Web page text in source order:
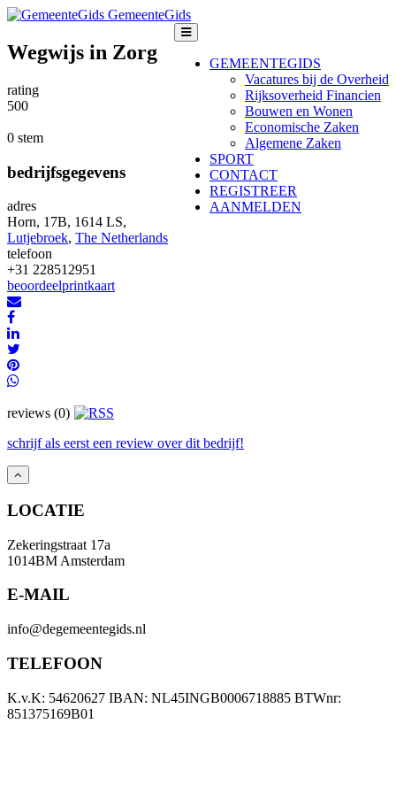
GemeenteGids
GEMEENTEGIDS
Vacatures bij de Overheid
Rijksoverheid Financien
Bouwen en Wonen
Economische Zaken
Algemene Zaken
SPORT
CONTACT
REGISTREER
AANMELDEN
Wegwijs in Zorg
rating
500
0 stem
bedrijfsgegevens
adres
Horn, 17B, 1614 LS,
Lutjebroek, The Netherlands
telefoon
+31 228512951
beoordeelprintkaart
reviews (0)
schrijf als eerst een review over dit bedrijf!
LOCATIE
Zekeringstraat 17a
1014BM Amsterdam
E-MAIL
info@degemeentegids.nl
TELEFOON
K.v.K: 54620627 IBAN: NL45INGB0006718885 BTWnr:
851375169B01